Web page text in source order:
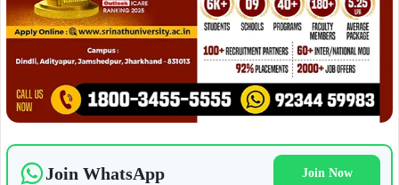
Join WhatsApp Join Now